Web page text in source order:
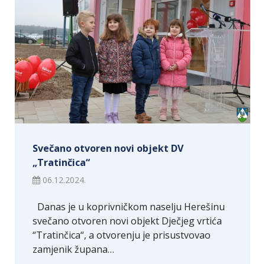
Svečano otvoren novi objekt DV
„Tratinčica“
06.12.2024.
Danas je u koprivničkom naselju Herešinu
svečano otvoren novi objekt Dječjeg vrtića
“Tratinčica“, a otvorenju je prisustvovao
zamjenik župana…